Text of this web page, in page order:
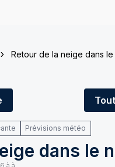
Retour de la neige dans
Prévisions météo
dans le